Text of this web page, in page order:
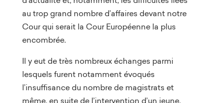
au trop grand nombre d’affaires devant notre
Cour qui serait la Cour Européenne la plus
encombrée.
Il y eut de très nombreux échanges parmi
lesquels furent notamment évoqués
l’insuffisance du nombre de magistrats et
même, en suite de l’intervention d’un jeune,